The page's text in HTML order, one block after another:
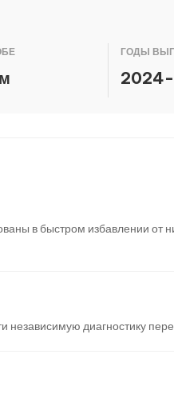
ГОДЫ
в быстром избавлении от
диагностику